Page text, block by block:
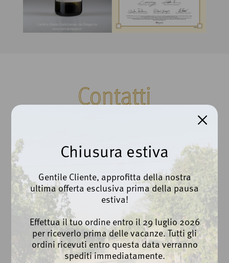
Contatti
Via Roma, 100 | Breganze (VI)
Ph. +39 0445 873112
info@cantinabreganze.it
export@cantinabreganze.it
Privacy Policy
Cookie Policy
Whistleblowing
Chiusura estiva
Gentile Cliente, approfitta della nostra
ultima offerta esclusiva prima della pausa
estiva!
Effettua il tuo ordine entro il 29 luglio 2026
per riceverlo prima delle vacanze. Tutti gli
ordini ricevuti entro questa data verranno
spediti immediatamente.